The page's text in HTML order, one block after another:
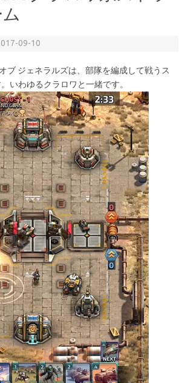
09-10
ブ ジェネラルズは、部隊を編成して戦うス
いわゆるクラロワと一緒です。